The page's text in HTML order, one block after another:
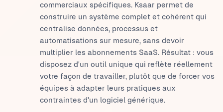
commerciaux spécifiques. Ksaar permet de
construire un système complet et cohérent qui
centralise données, processus et
automatisations sur mesure, sans devoir
multiplier les abonnements SaaS. Résultat : vous
disposez d'un outil unique qui reflète réellement
votre façon de travailler, plutôt que de forcer vos
équipes à adapter leurs pratiques aux
contraintes d'un logiciel générique.